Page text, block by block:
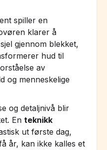
spiller en
klarer å
gjennom blekket,
hud til
av
og menneskelige
og detaljnivå blir
En teknikk
ut første dag,
år, kan ikke kalles et